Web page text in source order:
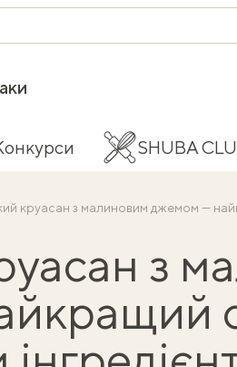
SHUBA
круасан з малиновим джемом —
з